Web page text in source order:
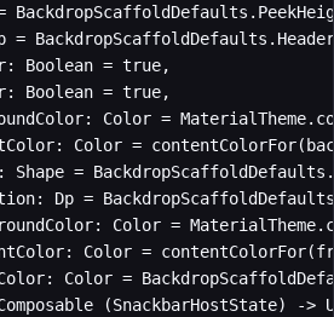
=
Boolean = true,
Boolean = true,
Color =
Color =
Shape =
Dp =
Color =
Color =
Color =
(SnackbarHostState) ->